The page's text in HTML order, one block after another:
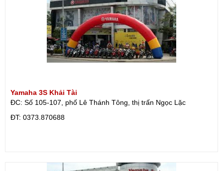
Yamaha 3S Khải Tài
ĐC: Số 105-107, phố Lê Thánh Tông, thị trấn Ngọc Lặc
ÐT: 0373.870688